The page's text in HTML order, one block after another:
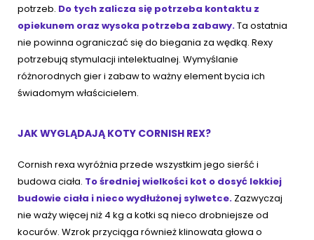
potrzeb. Do tych zalicza się potrzeba kontaktu z
opiekunem oraz wysoka potrzeba zabawy.Ta ostatnia
nie powinna ograniczać się do biegania za wędką. Rexy
potrzebują stymulacji intelektualnej. Wymyślanie
różnorodnych gier i zabaw to ważny element bycia ich
świadomym właścicielem.
JAK WYGLĄDAJĄ KOTY CORNISH REX?
Cornish rexa wyróżnia przede wszystkim jego sierść i
budowa ciała. To średniej wielkości kot o dosyć lekkiej
budowie ciała i nieco wydłużonej sylwetce. Zazwyczaj
nie waży więcej niż 4 kg a kotki są nieco drobniejsze od
kocurów. Wzrok przyciąga również klinowata głowa o